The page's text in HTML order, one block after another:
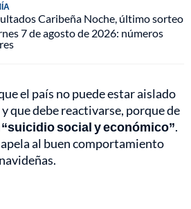
Caribeña Noche, último sorteo
7 de agosto de 2026: números
el país no puede estar aislado
que debe reactivarse, porque de
social y económico”.
al buen comportamiento